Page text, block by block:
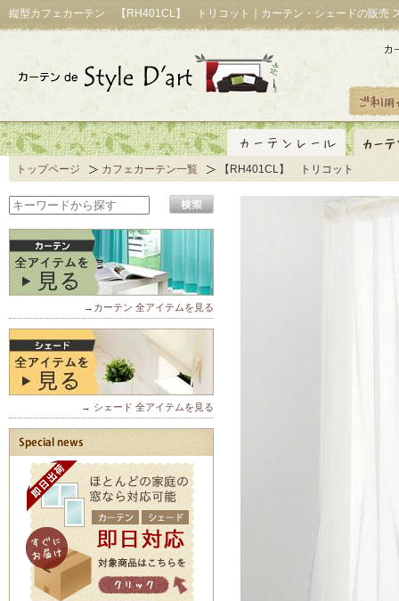
縦型カフェカーテン 【RH401CL】 トリコット｜カーテン・シェードの販売
トップページ カフェカーテン一覧 【RH401CL】 トリコット
→カーテン 全アイテムを見る
→ シェード 全アイテムを見る